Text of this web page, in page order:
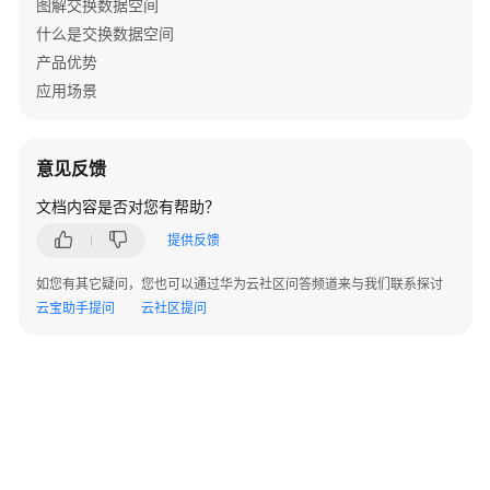
图解交换数据空间
什么是交换数据空间
产品优势
应用场景
意见反馈
文档内容是否对您有帮助？
提供反馈
如您有其它疑问，您也可以通过华为云社区问答频道来与我们联系探讨
云宝助手提问
云社区提问